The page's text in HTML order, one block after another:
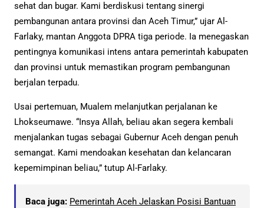
sehat dan bugar. Kami berdiskusi tentang sinergi
pembangunan antara provinsi dan Aceh Timur,” ujar Al-
Farlaky, mantan Anggota DPRA tiga periode. Ia menegaskan
pentingnya komunikasi intens antara pemerintah kabupaten
dan provinsi untuk memastikan program pembangunan
berjalan terpadu.
Usai pertemuan, Mualem melanjutkan perjalanan ke
Lhokseumawe. “Insya Allah, beliau akan segera kembali
menjalankan tugas sebagai Gubernur Aceh dengan penuh
semangat. Kami mendoakan kesehatan dan kelancaran
kepemimpinan beliau,” tutup Al-Farlaky.
Baca juga: Pemerintah Aceh Jelaskan Posisi Bantuan